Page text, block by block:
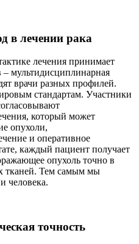
в лечении рака
лечения принимает
мультидисциплинарная
врачи разных профилей.
стандартам. Участники
который может
опухоли,
и оперативное
каждый пациент получает
опухоль точно в
тканей. Тем самым мы
человека.
точность